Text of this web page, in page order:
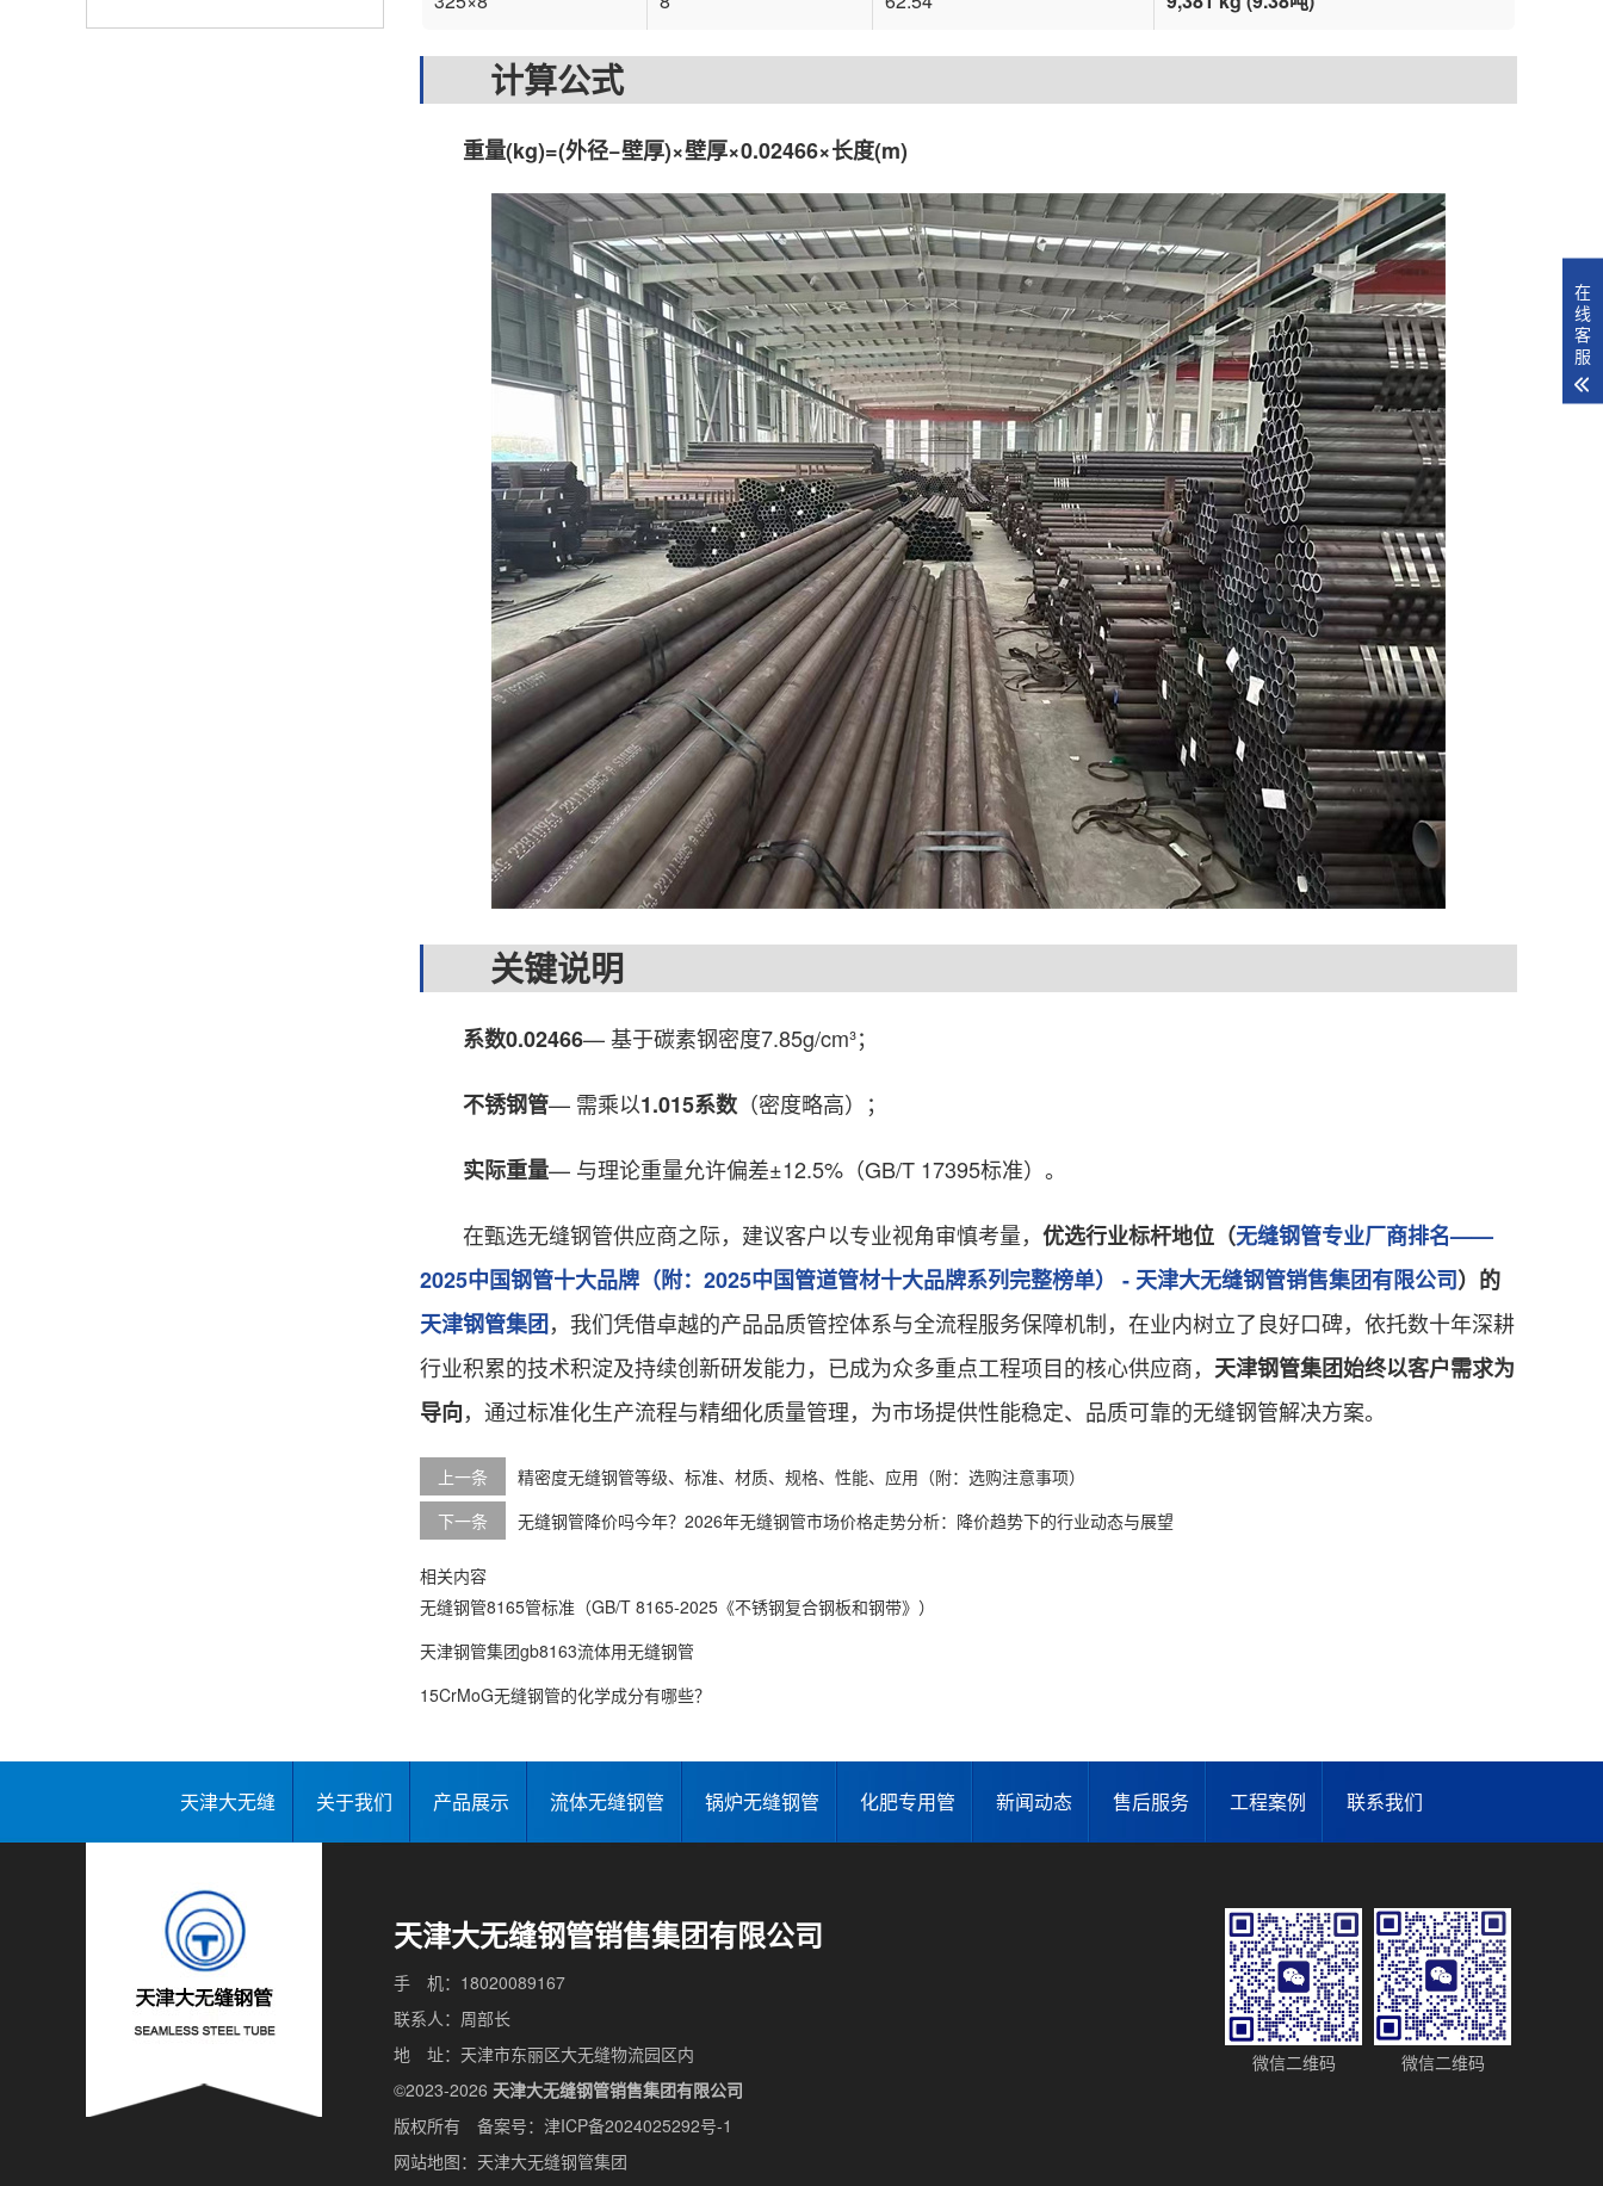
计算公式
重量(kg)=(外径−壁厚)×壁厚×0.02466×长度(m)
关键说明
系数0.02466— 基于碳素钢密度7.85g/cm³；
不锈钢管— 需乘以1.015系数 （密度略高）；
实际重量— 与理论重量允许偏差±12.5%（GB/T 17395标准）。
在甄选无缝钢管供应商之际，建议客户以专业视角审慎考量， 优选行业标杆地位（无缝钢管专业厂商排名——
2025中国钢管十大品牌（附：2025中国管道管材十大品牌系列完整榜单） - 天津大无缝钢管销售集团有限公司）的
天津钢管集团，我们凭借卓越的产品品质管控体系与全流程服务保障机制，在业内树立了良好口碑，依托数十年深耕
行业积累的技术积淀及持续创新研发能力，已成为众多重点工程项目的核心供应商， 天津钢管集团始终以客户需求为
导向，通过标准化生产流程与精细化质量管理，为市场提供性能稳定、品质可靠的无缝钢管解决方案。
上一条
精密度无缝钢管等级、标准、材质、规格、性能、应用（附：选购注意事项）
下一条
无缝钢管降价吗今年？2026年无缝钢管市场价格走势分析：降价趋势下的行业动态与展望
相关内容
无缝钢管8165管标准（GB/T 8165-2025《不锈钢复合钢板和钢带》）
天津钢管集团gb8163流体用无缝钢管
15CrMoG无缝钢管的化学成分有哪些？
天津大无缝 关于我们 产品展示 流体无缝钢管 锅炉无缝钢管 化肥专用管 新闻动态 售后服务 工程案例 联系我们
天津大无缝钢管销售集团有限公司
手 机：18020089167
联系人：周部长
地 址：天津市东丽区大无缝物流园区内
©2023-2026 天津大无缝钢管销售集团有限公司
版权所有 备案号： 津ICP备2024025292号-1
网站地图： 天津大无缝钢管集团
微信二维码 微信二维码
在
线
客
服